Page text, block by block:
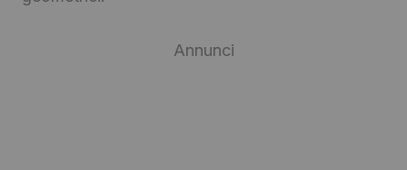
Annunci